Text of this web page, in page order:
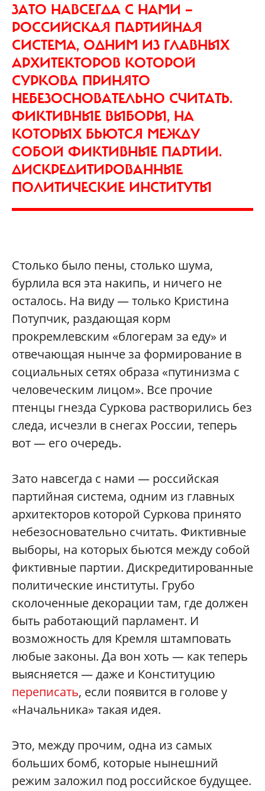
ЗАТО НАВСЕГДА С НАМИ —
РОССИЙСКАЯ ПАРТИЙНАЯ
СИСТЕМА, ОДНИМ ИЗ ГЛАВНЫХ
АРХИТЕКТОРОВ КОТОРОЙ
СУРКОВА ПРИНЯТО
НЕБЕЗОСНОВАТЕЛЬНО СЧИТАТЬ.
ФИКТИВНЫЕ ВЫБОРЫ, НА
КОТОРЫХ БЬЮТСЯ МЕЖДУ
СОБОЙ ФИКТИВНЫЕ ПАРТИИ.
ДИСКРЕДИТИРОВАННЫЕ
ПОЛИТИЧЕСКИЕ ИНСТИТУТЫ
Столько было пены, столько шума,
бурлила вся эта накипь, и ничего не
осталось. На виду — только Кристина
Потупчик, раздающая корм
прокремлевским «блогерам за еду» и
отвечающая нынче за формирование в
социальных сетях образа «путинизма с
человеческим лицом». Все прочие
птенцы гнезда Суркова растворились без
следа, исчезли в снегах России, теперь
вот — его очередь.
Зато навсегда с нами — российская
партийная система, одним из главных
архитекторов которой Суркова принято
небезосновательно считать. Фиктивные
выборы, на которых бьются между собой
фиктивные партии. Дискредитированные
политические институты. Грубо
сколоченные декорации там, где должен
быть работающий парламент. И
возможность для Кремля штамповать
любые законы. Да вон хоть — как теперь
выясняется — даже и Конституцию
переписать, если появится в голове у
«Начальника» такая идея.
Это, между прочим, одна из самых
больших бомб, которые нынешний
режим заложил под российское будущее.